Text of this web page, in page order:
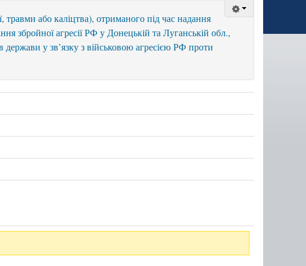
травми або каліцтва), отриманого під час надання
збройної агресії РФ у Донецькій та Луганській обл.,
держави у зв’язку з військовою агресією РФ проти